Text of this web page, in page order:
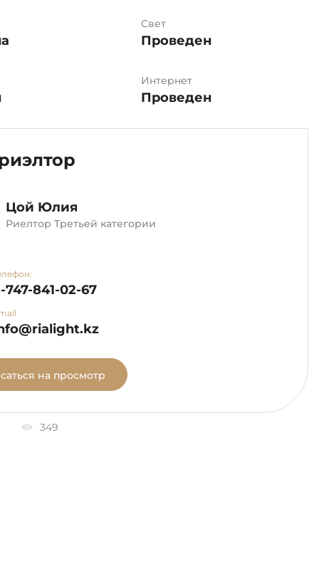
Свет
Проведен
Интернет
Проведен
Цой Юлия
Риелтор Третьей категории
747-841-02-67
на просмотр
349